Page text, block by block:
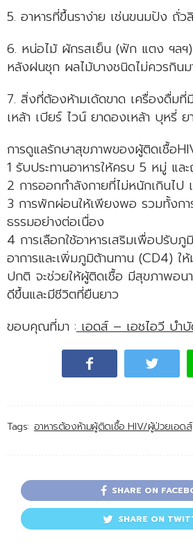
5. อาหารที่ขึ้นราง่าย เช่นขนมปัง ถั่ว
6. หน่อไม้ ผักรสเย็น (ฟัก แตง ฯลฯ
หลังฝนชุก ผลไม้บางชนิดไม่ควรกิน
7. สิ่งที่ต้องห้ามเด้ดขาด เครื่องดื่ม
เหล้า เบียร์ ไวน์ ยาดองเหล้า บุหรี่
การดูแลรักษาสุขภาพของผู้ติดเชื้อ
1 รับประทานอาหารให้ครบ 5 หมู่ แล
2 การออกกำลังกายที่ไม่หนักเกินไป
3 การพักผ่อนให้เพียงพอ รวมทั้งก
ธรรมอย่างต่อเนื่อง
4 การเลือกใช้อาหารเสริมเพื่อปรับ
อาการและเพิ่มภูมิต้านทาน (CD4) ใ
ปกติ จะช่วยให้ผู้ติดเชื้อ มีสุขภาพอ
ดีขึ้นและมีชีวิตที่ยืนยาว
ขอบคุณที่มา : เอดส์ – เอชไอวี บำ
Tags: อาหารต้องห้ามผู้ติดเชื้อ HIV/ผู้ป่วยเอดส์
SHARE ON
SHARE ON